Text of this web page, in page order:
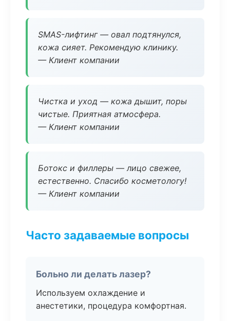
SMAS-лифтинг — овал подтянулся,
кожа сияет. Рекомендую клинику.
— Клиент компании
Чистка и уход — кожа дышит, поры
чистые. Приятная атмосфера.
— Клиент компании
Ботокс и филлеры — лицо свежее,
естественно. Спасибо косметологу!
— Клиент компании
Часто задаваемые вопросы
Больно ли делать лазер?
Используем охлаждение и
анестетики, процедура комфортная.